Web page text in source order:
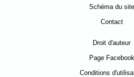
Schéma du site
Contact
Droit d'auteur
Page Facebook
Conditions